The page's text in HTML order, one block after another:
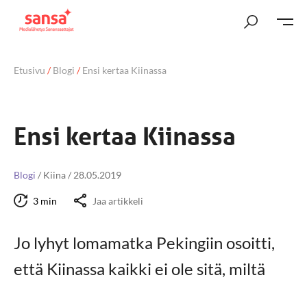
Etusivu /Blogi /Ensi kertaa Kiinassa
Ensi kertaa Kiinassa
Blogi / Kiina/ 28.05.2019
3 min Jaa artikkeli
Jo lyhyt lomamatka Pekingiin osoitti,
että Kiinassa kaikki ei ole sitä, miltä